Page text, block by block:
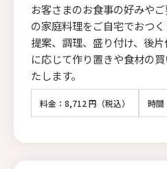
お客さまのお食事の好みや
の家庭料理をご自宅でおつ
提案、調理、盛り付け、後
に応じて作り置きや食材の
たします。
料金：8,712 円（税込） 時間